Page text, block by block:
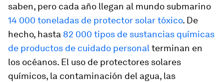
saben, pero cada año llegan al mundo submarino
14 000 toneladas de protector solar tóxico. De
hecho, hasta 82 000 tipos de sustancias químicas
de productos de cuidado personal terminan en
los océanos. El uso de protectores solares
químicos, la contaminación del agua, las